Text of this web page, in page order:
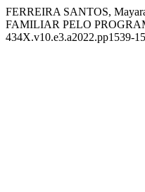
FERREIRA SANTOS,
FAMILIAR PELO
434X.v10.e3.a2022.pp1539-